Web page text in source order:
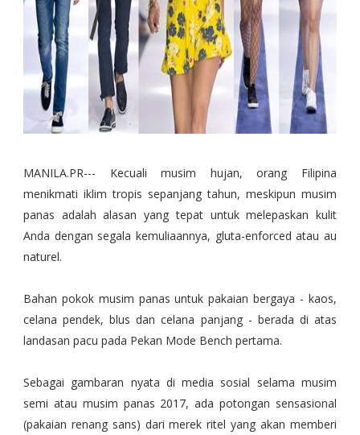
MANILA.PR--- Kecuali musim hujan, orang Filipina
menikmati iklim tropis sepanjang tahun, meskipun musim
panas adalah alasan yang tepat untuk melepaskan kulit
Anda dengan segala kemuliaannya, gluta-enforced atau au
naturel.
Bahan pokok musim panas untuk pakaian bergaya - kaos,
celana pendek, blus dan celana panjang - berada di atas
landasan pacu pada Pekan Mode Bench pertama.
Sebagai gambaran nyata di media sosial selama musim
semi atau musim panas 2017, ada potongan sensasional
(pakaian renang sans) dari merek ritel yang akan memberi